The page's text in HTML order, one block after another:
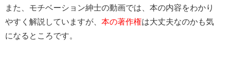
また、モチベーション紳士の動画では、本の内容をわかり
やすく解説していますが、 本の著作権は大丈夫なのかも気
になるところです。